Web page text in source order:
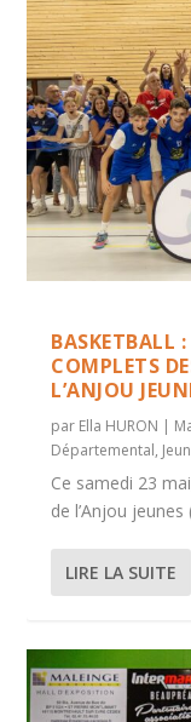
BASKE...
DERBYS ET
FÉMININES ET
EUROPÉENNE
BASKETBALL
COMPLETS
L’ANJOU
par Ella HURON |
Départemental,
Ce samedi 23
de l’Anjou
LIRE LA SUITE